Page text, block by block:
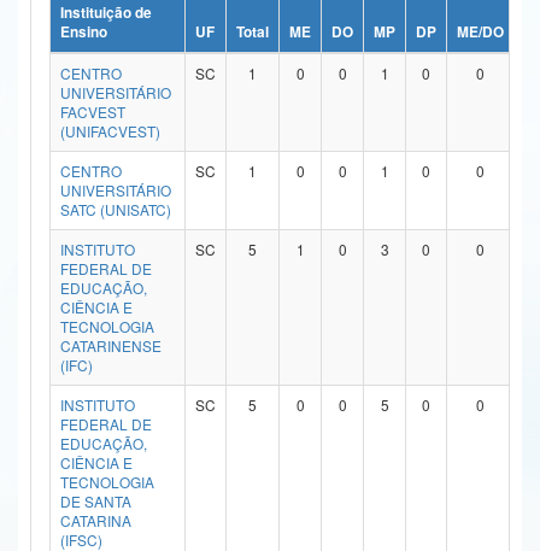
Ministério da Ciência, Tecnologia, Inovações e Comunicações
Ministério do Meio Ambiente
Ministério do Turismo
Ministério do Desenvolvimento Regional
Controladoria-Geral da União
Ministério da Mulher, da Família e dos Direitos Humanos
Secretaria-Geral
Secretaria de Governo
Gabinete de Segurança Institucional
Advocacia-Geral da União
Banco Central do Brasil
Instituição de
Ensino
UF Total ME DO MP DP ME/DO
CENTRO
UNIVERSITÁRIO
FACVEST
(UNIFACVEST)
SC 1 0 0 1 0 0
CENTRO
UNIVERSITÁRIO
SATC (UNISATC)
SC 1 0 0 1 0 0
INSTITUTO
FEDERAL DE
EDUCAÇÃO,
CIÊNCIA E
TECNOLOGIA
CATARINENSE
(IFC)
SC 5 1 0 3 0 0
INSTITUTO
FEDERAL DE
EDUCAÇÃO,
CIÊNCIA E
TECNOLOGIA
DE SANTA
CATARINA
(IFSC)
SC 5 0 0 5 0 0